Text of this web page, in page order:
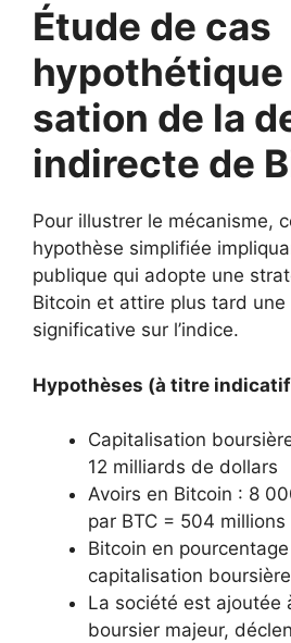
Étude de cas
hypothétique
sation de la
indirecte de
Pour illustrer le mécanisme,
hypothèse simplifiée
publique qui adopte une
Bitcoin et attire plus tard
significative sur l’indice.
Hypothèses (à titre
Capitalisation
12 milliards de dollars
Avoirs en Bitcoin : 8
par BTC = 504
Bitcoin en
capitalisation
La société est ajoutée
boursier majeur,